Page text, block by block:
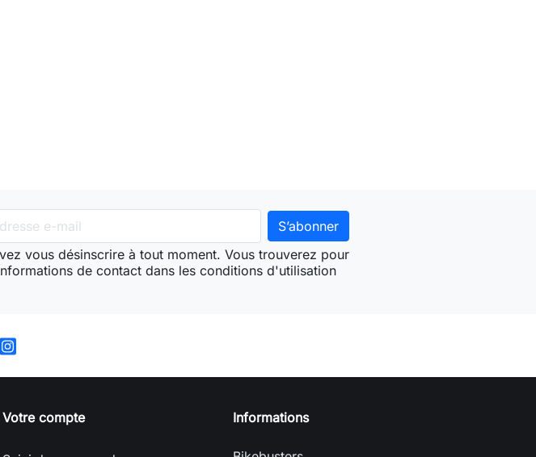
vous désinscrire à tout moment. Vous trouverez pour
de contact dans les conditions d'utilisation
Votre compte Informations